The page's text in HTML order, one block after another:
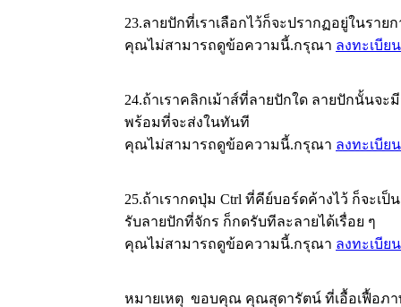
23.ลายปักที่เราเลือกไว้ก็จะปรากฏอยู่ในราย
คุณไม่สามารถดูข้อความนี้.กรุณา ลงทะเบียน
24.ถ้าเราคลิกเม้าส์ที่ลายปักใด ลายปักนั้นจ
พร้อมที่จะส่งในทันที
คุณไม่สามารถดูข้อความนี้.กรุณา ลงทะเบียน
25.ถ้าเรากดปุ่ม Ctrl ที่คีย์บอร์ดค้างไว้ ก็จะเ
รับลายปักที่จักร ก็กดรับทีละลายได้เรื่อย ๆ
คุณไม่สามารถดูข้อความนี้.กรุณา ลงทะเบียน
หมายเหตุ ขอบคุณ คุณสุดารัตน์ ที่เอื้อเฟื้อภา